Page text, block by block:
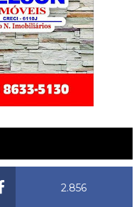
2.856